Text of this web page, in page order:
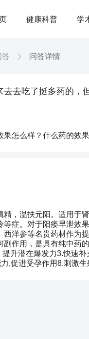
健康科普 学
答 问答详情
去吃了挺多药的，
果怎么样？什么药的效
精，温扶元阳。适用于
等症。对于阳痿早泄效
西洋参等名贵药材作为
作用，是具有纯中药
升潜在爆发力3.快速
,促进受孕作用8.刺激生